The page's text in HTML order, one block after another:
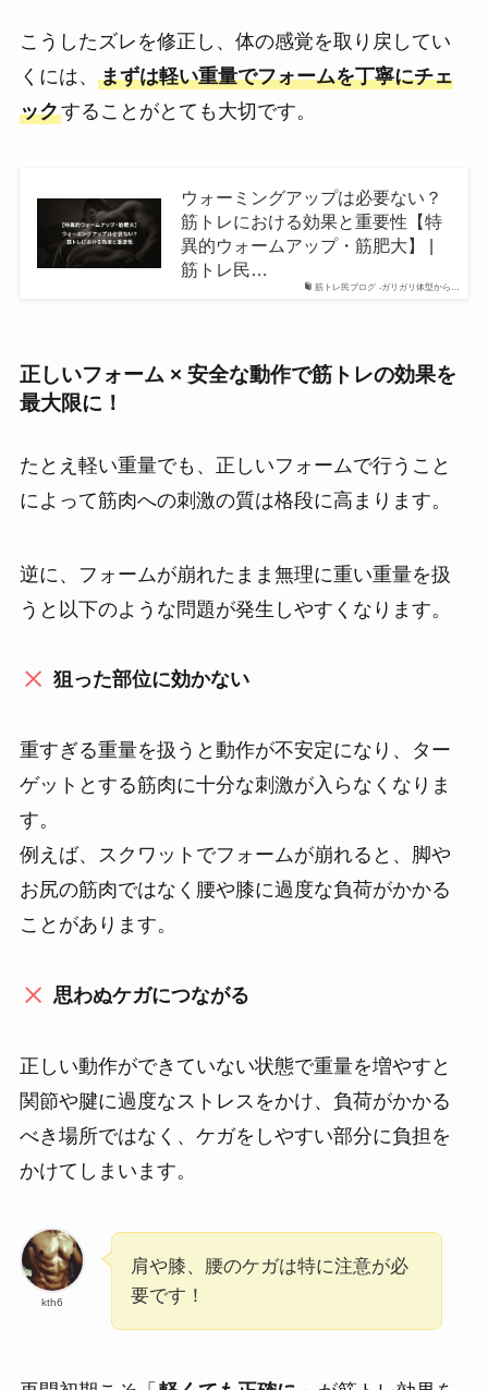
こうしたズレを修正し、体の感覚を取り戻してい
くには、 まずは軽い重量でフォームを丁寧にチェ
ックすることがとても大切です。
筋トレ民ブログ -ガリガリ体型から…
ウォーミングアップは必要ない？
筋トレにおける効果と重要性【特
異的ウォームアップ・筋肥大】 |
筋トレ民…
正しいフォーム × 安全な動作で筋トレの効果を
最大限に！
たとえ軽い重量でも、正しいフォームで行うこと
によって筋肉への刺激の質は格段に高まります。
逆に、フォームが崩れたまま無理に重い重量を扱
うと以下のような問題が発生しやすくなります。
狙った部位に効かない
重すぎる重量を扱うと動作が不安定になり、ター
ゲットとする筋肉に十分な刺激が入らなくなりま
す。
例えば、スクワットでフォームが崩れると、脚や
お尻の筋肉ではなく腰や膝に過度な負荷がかかる
ことがあります。
思わぬケガにつながる
正しい動作ができていない状態で重量を増やすと
関節や腱に過度なストレスをかけ、負荷がかかる
べき場所ではなく、ケガをしやすい部分に負担を
かけてしまいます。
kth6
肩や膝、腰のケガは特に注意が必
要です！